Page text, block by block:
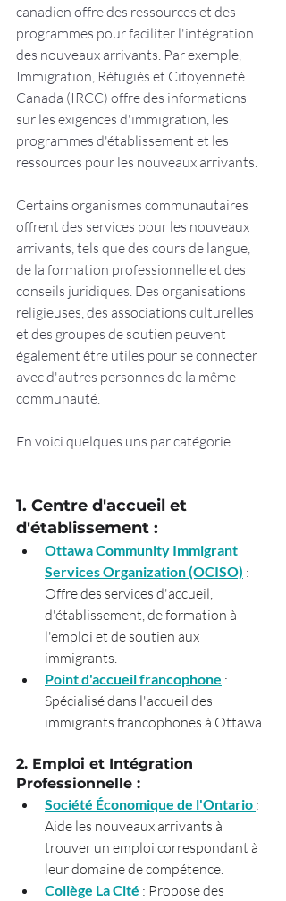
canadien offre des ressources et des
programmes pour faciliter l'intégration
des nouveaux arrivants. Par exemple,
Immigration, Réfugiés et Citoyenneté
Canada (IRCC) offre des informations
sur les exigences d'immigration, les
programmes d'établissement et les
ressources pour les nouveaux arrivants.
Certains organismes communautaires
offrent des services pour les nouveaux
arrivants, tels que des cours de langue,
de la formation professionnelle et des
conseils juridiques. Des organisations
religieuses, des associations culturelles
et des groupes de soutien peuvent
également être utiles pour se connecter
avec d'autres personnes de la même
communauté.
En voici quelques uns par catégorie.
1. Centre d'accueil et
d'établissement :
Ottawa Community Immigrant
Services Organization (OCISO) :
Offre des services d'accueil,
d'établissement, de formation à
l'emploi et de soutien aux
immigrants.
Point d'accueil francophone :
Spécialisé dans l'accueil des
immigrants francophones à Ottawa.
2. Emploi et Intégration
Professionnelle :
Société Économique de l'Ontario :
Aide les nouveaux arrivants à
trouver un emploi correspondant à
leur domaine de compétence.
Collège La Cité : Propose des